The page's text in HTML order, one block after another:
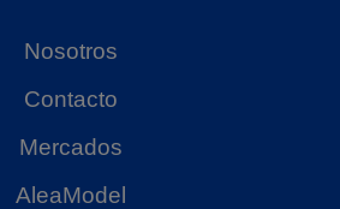
Nosotros
Contacto
Mercados
AleaModel